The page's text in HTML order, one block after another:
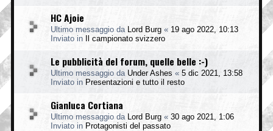
HC Ajoie
Ultimo messaggio da Lord Burg « 19 ago 2022, 10:13
Inviato in
Il campionato svizzero
Le pubblicità del forum, quelle belle :-)
Ultimo messaggio da Under Ashes « 5 dic 2021, 13:58
Inviato in Presentazioni e tutto il resto
Gianluca Cortiana
Ultimo messaggio da Lord Burg « 30 ago 2021, 1:06
Inviato in Protagonisti del passato